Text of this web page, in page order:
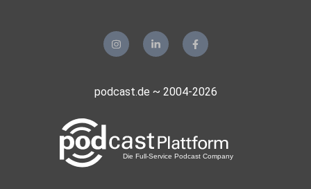
podcast.de ~ 2004-2026